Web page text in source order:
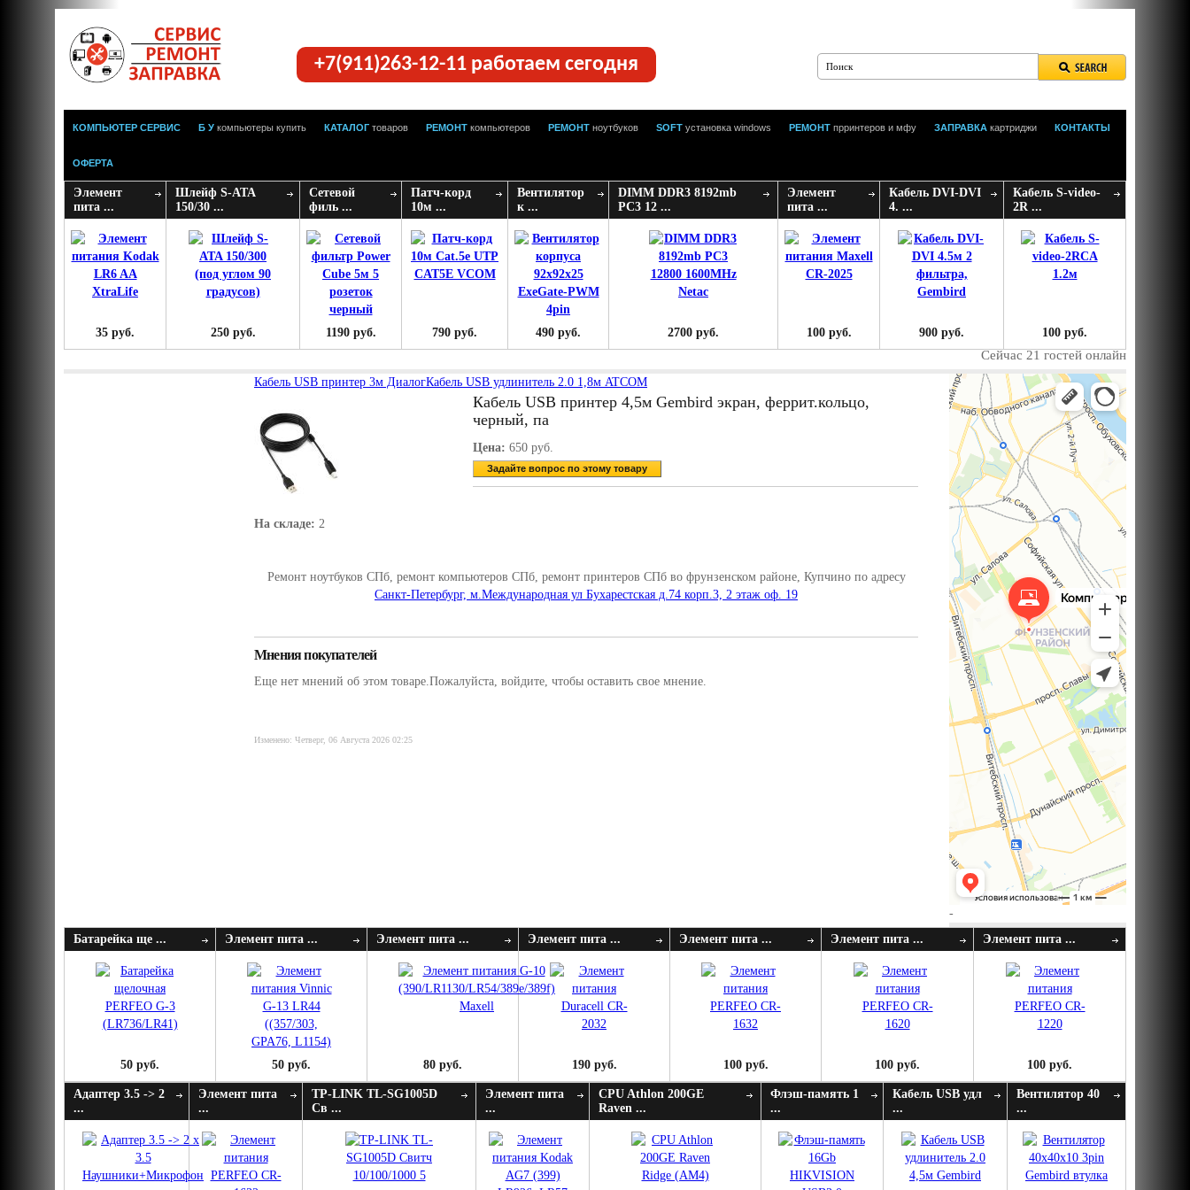
+7(911)263-12-11 работаем сегодня
КОМПЬЮТЕР СЕРВИС Б У компьютеры купить КАТАЛОГ товаров РЕМОНТ компьютеров РЕМОНТ ноутбуков SOFT установка windows РЕМОНТ прринтеров и мфу ЗАПРАВКА картриджи КОНТАКТЫ
ОФЕРТА
Элемент
пита ...
35 руб.
Шлейф S-ATA
150/30 ...
250 руб.
Сетевой
филь ...
1190 руб.
Патч-корд
10м ...
790 руб.
Вентилятор
к ...
490 руб.
DIMM DDR3 8192mb
PC3 12 ...
2700 руб.
Элемент
пита ...
100 руб.
Кабель DVI-DVI
4. ...
900 руб.
Кабель S-video-
2R ...
100 руб.
Сейчас 21 гостей онлайн
Кабель USB принтер 3м ДиалогКабель USB удлинитель 2.0 1,8м ATCOM
Кабель USB принтер 4,5м Gembird экран, феррит.кольцо,
черный, па
Цена: 650 руб.
Задайте вопрос по этому товару
На складе: 2
Ремонт ноутбуков СПб, ремонт компьютеров СПб, ремонт принтеров СПб во фрунзенском районе, Купчино по адресу
Санкт-Петербург, м.Международная ул Бухарестская д.74 корп.3, 2 этаж оф. 19
Мнения покупателей
Еще нет мнений об этом товаре.Пожалуйста, войдите, чтобы оставить свое мнение.
Изменено: Четверг, 06 Августа 2026 02:25
-
Батарейка ще ...
50 руб.
Элемент пита ...
50 руб.
Элемент пита ...
80 руб.
Элемент пита ...
190 руб.
Элемент пита ...
100 руб.
Элемент пита ...
100 руб.
Элемент пита ...
100 руб.
Адаптер 3.5 -> 2
...
Элемент пита
...
TP-LINK TL-SG1005D
Св ...
Элемент пита
...
CPU Athlon 200GE
Raven ...
Флэш-память 1
...
Кабель USB удл
...
Вентилятор 40
...